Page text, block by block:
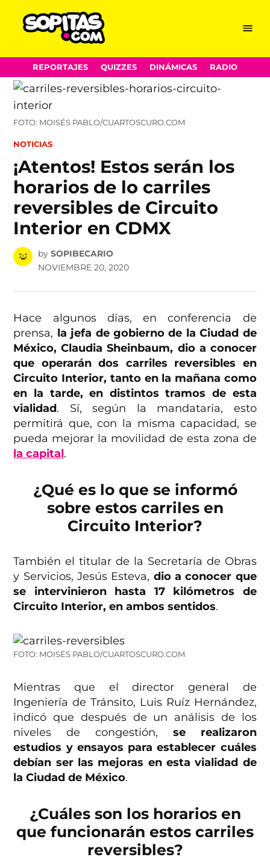
Skip
to
content
Menu
REPORTAJES QUIZZES DINÁMICAS RADIO
FOTO: MOISÉS PABLO/CUARTOSCURO.COM
POSTED
NOTICIAS
¡Atentos! Estos serán los
horarios de lo carriles
reversibles de Circuito
Interior en CDMX
by SOPIBECARIO
NOVIEMBRE 20, 2020
Hace algunos días, en conferencia de
prensa, la jefa de gobierno de la Ciudad de
México, Claudia Sheinbaum, dio a conocer
que operarán dos carriles reversibles en
Circuito Interior, tanto en la mañana como
en la tarde, en distintos tramos de esta
vialidad. Sí, según la mandataria, esto
permitirá que, con la misma capacidad, se
pueda mejorar la movilidad de esta zona de
la capital.
¿Qué es lo que se informó
sobre estos carriles en
Circuito Interior?
También el titular de la Secretaría de Obras
y Servicios, Jesús Esteva, dio a conocer que
se intervinieron hasta 17 kilómetros de
Circuito Interior, en ambos sentidos.
FOTO: MOISÉS PABLO/CUARTOSCURO.COM
Mientras que el director general de
Ingeniería de Tránsito, Luis Ruíz Hernández,
indicó que después de un análisis de los
niveles de congestión, se realizaron
estudios y ensayos para establecer cuáles
debían ser las mejoras en esta vialidad de
la Ciudad de México.
¿Cuáles son los horarios en
que funcionarán estos carriles
reversibles?